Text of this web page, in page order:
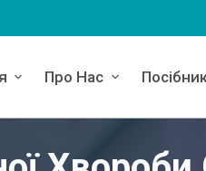
Про Нас